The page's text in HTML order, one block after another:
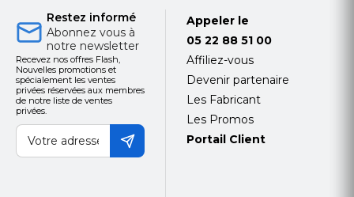
en fonction
de
Restez informé
Abonnez vous à
notre newsletter
Recevez nos offres Flash,
Nouvelles promotions et
spécialement les ventes
privées réservées aux membres
de notre liste de ventes
privées.
Appeler le
05 22 88 51 00
Affiliez-vous
Devenir partenaire
Les Fabricant
Les Promos
Portail Client